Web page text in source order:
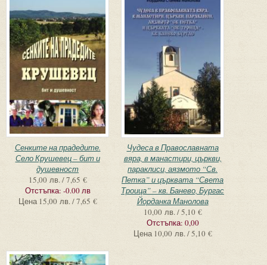
Сенките на прадедите.
Село Крушевец – бит и
душевност
15,00 лв. / 7,65 €
Отстъпка: -0.00 лв
Цена 15,00 лв. / 7,65 €
Чудеса в Православната
вяра, в манастири, църкви,
параклиси, аязмото “Св.
Петка” и църквата “Света
Троица” – кв. Банево, Бургас
Йорданка Манолова
10,00 лв. / 5,10 €
Отстъпка: 0,00
Цена 10,00 лв. / 5,10 €